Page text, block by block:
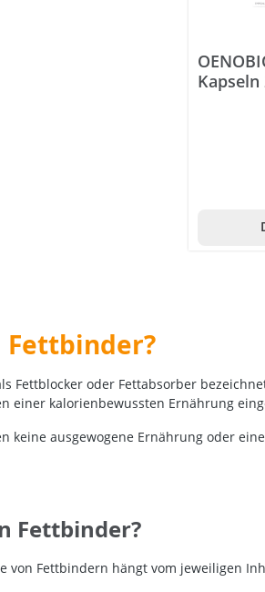
Kapseln
Fettbinder?
Fettblocker oder Fettabsorber
einer kalorienbewussten Ernährung
keine ausgewogene Ernährung oder
Fettbinder?
von Fettbindern hängt vom jeweiligen